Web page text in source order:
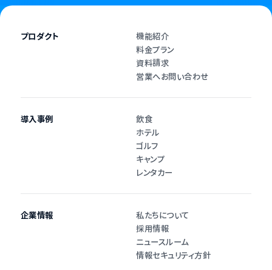
プロダクト
機能紹介
料金プラン
資料請求
営業へお問い合わせ
導入事例
飲食
ホテル
ゴルフ
キャンプ
レンタカー
企業情報
私たちについて
採用情報
ニュースルーム
情報セキュリティ方針